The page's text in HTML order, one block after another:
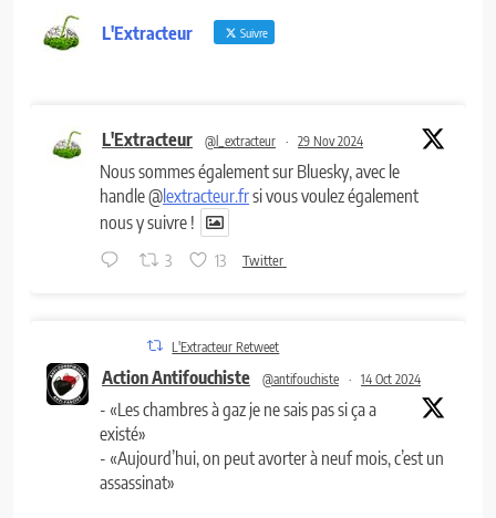
L'Extracteur Suivre
L'Extracteur @l_extracteur · 29 Nov 2024
Nous sommes également sur Bluesky, avec le
handle @lextracteur.frsi vous voulez également
nous y suivre !
3 13 Twitter
L'Extracteur Retweet
Action Antifouchiste @antifouchiste · 14 Oct 2024
- «Les chambres à gaz je ne sais pas si ça a
existé»
- «Aujourd’hui, on peut avorter à neuf mois, c’est un
assassinat»